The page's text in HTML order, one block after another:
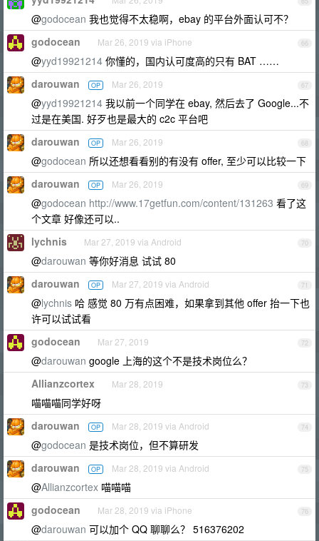
@godocean 我也觉得不太稳啊，ebay 的平台外面认可不？
66
godocean Mar 26, 2019 via iPhone
@yyd19921214 你懂的，国内认可度高的只有 BAT ……
67
darouwan OP Mar 26, 2019
@yyd19921214 我以前一个同学在 ebay, 然后去了 Google...不
过是在美国. 好歹也是最大的 c2c 平台吧
68
darouwan OP Mar 26, 2019
@godocean 所以还想看看别的有没有 offer, 至少可以比较一下
69
darouwan OP Mar 26, 2019
@godocean http://www.17getfun.com/content/131263 看了这
个文章 好像还可以..
70
lychnis Mar 27, 2019 via Android
@darouwan 等你好消息 试试 80
71
darouwan OP Mar 27, 2019 via Android
@lychnis 哈 感觉 80 万有点困难，如果拿到其他 offer 抬一下也
许可以试试看
72
godocean Mar 27, 2019
@darouwan google 上海的这个不是技术岗位么？
73
Allianzcortex Mar 28, 2019
喵喵喵同学好呀
74
darouwan OP Mar 28, 2019 via Android
@godocean 是技术岗位，但不算研发
75
darouwan OP Mar 28, 2019 via Android
@Allianzcortex 喵喵喵
76
godocean Mar 28, 2019 via iPhone
@darouwan 可以加个 QQ 聊聊么？ 516376202